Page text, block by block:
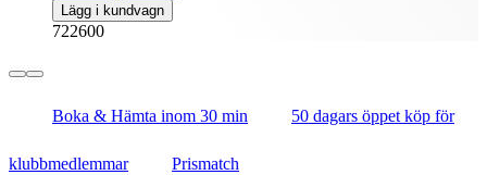
Lägg i kundvagn
722600
Boka & Hämta inom 30 min 50 dagars öppet köp för
klubbmedlemmar Prismatch